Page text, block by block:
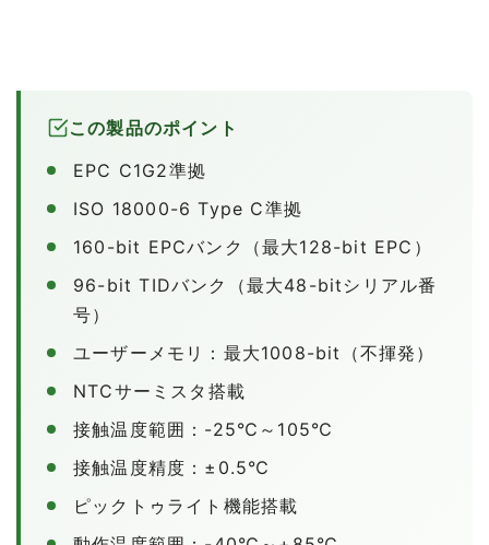
この製品のポイント
EPC C1G2準拠
ISO 18000-6 Type C準拠
160-bit EPCバンク（最大128-bit EPC）
96-bit TIDバンク（最大48-bitシリアル番
号）
ユーザーメモリ：最大1008-bit（不揮発）
NTCサーミスタ搭載
接触温度範囲：-25℃～105℃
接触温度精度：±0.5℃
ピックトゥライト機能搭載